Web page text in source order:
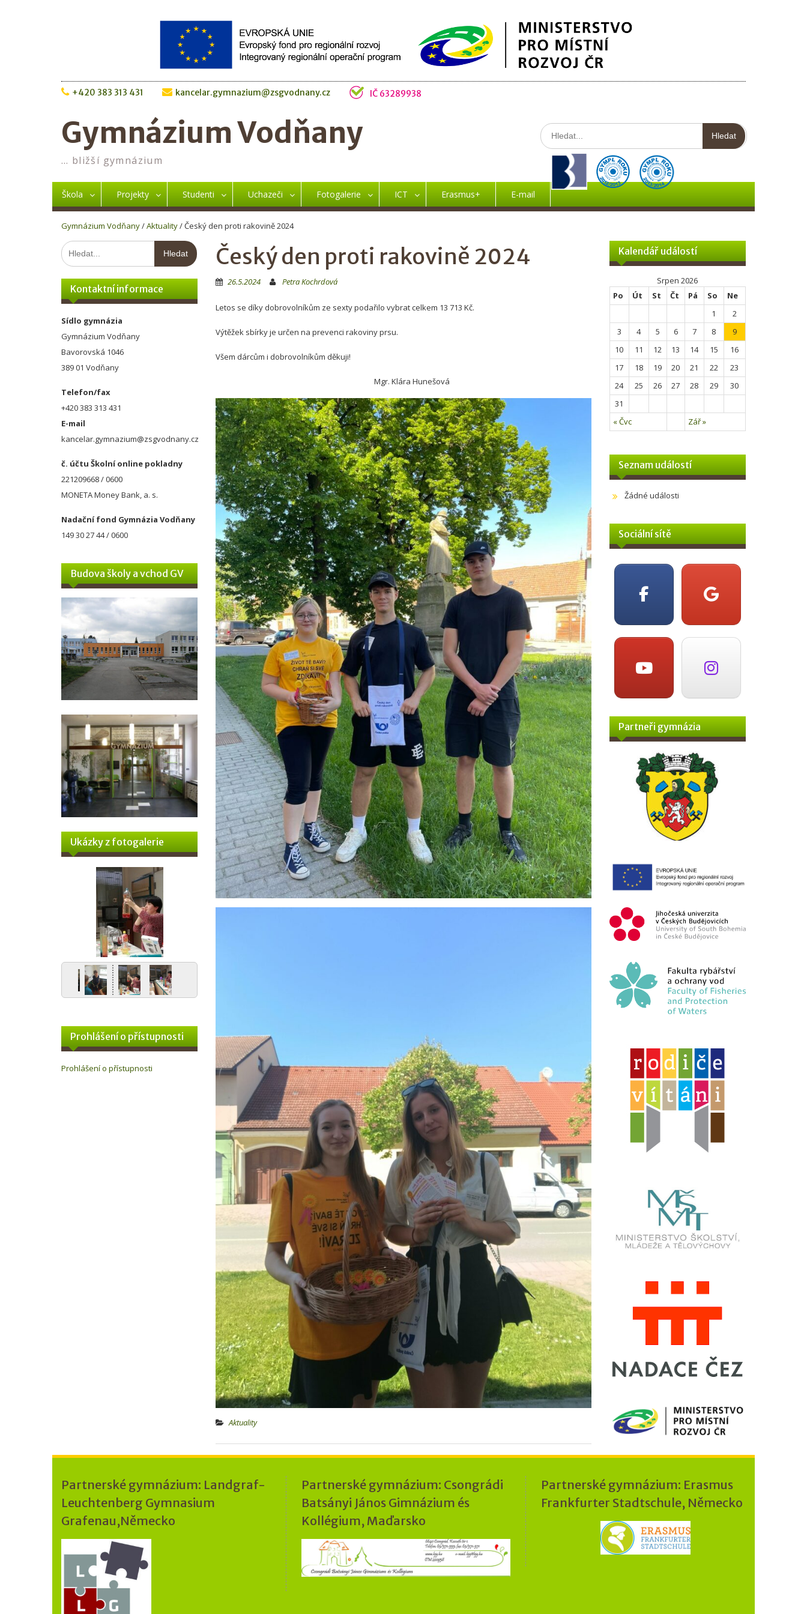
+420 383 313 431 kancelar.gymnazium@zsgvodnany.cz IČ 63289938
Gymnázium Vodňany
… bližší gymnázium
Hledat:
Škola Projekty Studenti Uchazeči Fotogalerie ICT Erasmus+ E-mail
Gymnázium Vodňany/Aktuality/Český den proti rakovině 2024
Český den proti rakovině 2024
26.5.2024 Petra Kochrdová
Letos se díky dobrovolníkům ze sexty podařilo vybrat celkem 13 713 Kč.
Výtěžek sbírky je určen na prevenci rakoviny prsu.
Všem dárcům i dobrovolníkům děkuji!
Mgr. Klára Hunešová
Aktuality
Hledat:
Kontaktní informace
Sídlo gymnázia
Gymnázium Vodňany
Bavorovská 1046
389 01 Vodňany
Telefon/fax
+420 383 313 431
E-mail
kancelar.gymnazium@zsgvodnany.cz
č. účtu Školní online pokladny
221209668 / 0600
MONETA Money Bank, a. s.
Nadační fond Gymnázia Vodňany
149 30 27 44 / 0600
Budova školy a vchod GV
Ukázky z fotogalerie
Prohlášení o přístupnosti
Prohlášení o přístupnosti
Kalendář událostí
Srpen 2026
Po
Út St Čt Pá So
Ne
1
2
3
4 5 6 7 8
9
10
11 12 13 14 15
16
17
18 19 20 21 22
23
24
25 26 27 28 29
30
31
« Čvc
Zář »
Seznam událostí
Žádné události
Sociální sítě
Partneři gymnázia
Partnerské gymnázium: Landgraf-
Leuchtenberg Gymnasium
Grafenau,Německo
Partnerské gymnázium: Csongrádi
Batsányi János Gimnázium és
Kollégium, Maďarsko
Partnerské gymnázium: Erasmus
Frankfurter Stadtschule, Německo